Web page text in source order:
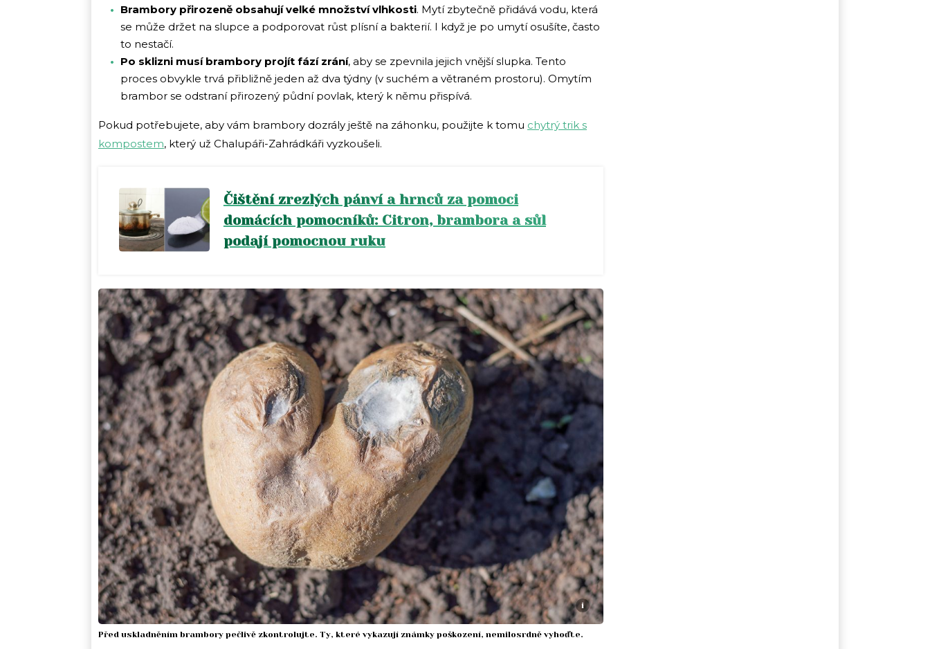
Brambory přirozeně obsahují velké množství vlhkosti. Mytí zbytečně přidává vodu, která
se může držet na slupce a podporovat růst plísní a bakterií. I když je po umytí osušíte, často
to nestačí.
Po sklizni musí brambory projít fází zrání, aby se zpevnila jejich vnější slupka. Tento
proces obvykle trvá přibližně jeden až dva týdny (v suchém a větraném prostoru). Omytím
brambor se odstraní přirozený půdní povlak, který k němu přispívá.
Pokud potřebujete, aby vám brambory dozrály ještě na záhonku, použijte k tomu chytrý trik s
kompostem, který už Chalupáři-Zahrádkáři vyzkoušeli.
Čištění zrezlých pánví a hrnců za pomoci
domácích pomocníků: Citron, brambora a sůl
podají pomocnou ruku
i
Před uskladněním brambory pečlivě zkontrolujte. Ty, které vykazují známky poškození, nemilosrdně vyhoďte.